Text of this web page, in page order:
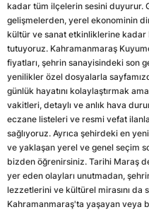
kadar tüm ilçelerin sesini duyurur.
gelişmelerden, yerel ekonominin
kültür ve sanat etkinliklerine kadar
tutuyoruz. Kahramanmaraş
fiyatları, şehrin sanayisindeki son
yenilikler özel dosyalarla
günlük hayatını kolaylaştırmak
vakitleri, detaylı ve anlık hava
eczane listeleri ve resmi vefat
sağlıyoruz. Ayrıca şehirdeki en
ve yaklaşan yerel ve genel seçim
bizden öğrenirsiniz. Tarihi Maraş
yer eden olayları unutmadan,
lezzetlerini ve kültürel mirasını da
Kahramanmaraş'ta yaşayan veya